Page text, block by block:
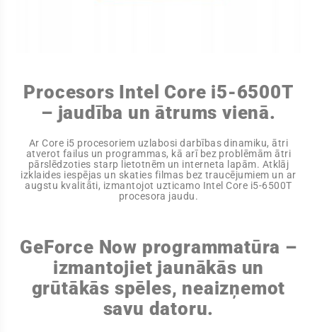
Procesors Intel Core i5-6500T
– jaudība un ātrums vienā.
Ar Core i5 procesoriem uzlabosi darbības dinamiku, ātri
atverot failus un programmas, kā arī bez problēmām ātri
pārslēdzoties starp lietotnēm un interneta lapām. Atklāj
izklaides iespējas un skaties filmas bez traucējumiem un ar
augstu kvalitāti, izmantojot uzticamo Intel Core i5-6500T
procesora jaudu.
GeForce Now programmatūra –
izmantojiet jaunākās un
grūtākās spēles, neaizņemot
savu datoru.